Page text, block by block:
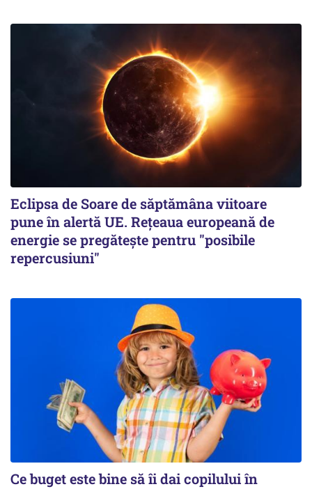
Eclipsa de Soare de săptămâna viitoare
pune în alertă UE. Rețeaua europeană de
energie se pregătește pentru "posibile
repercusiuni"
Ce buget este bine să îi dai copilului în